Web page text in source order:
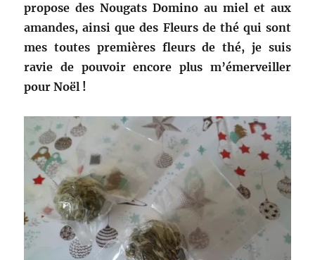
propose des Nougats Domino au miel et aux
amandes, ainsi que des Fleurs de thé qui sont
mes toutes premières fleurs de thé, je suis
ravie de pouvoir encore plus m’émerveiller
pour Noël !